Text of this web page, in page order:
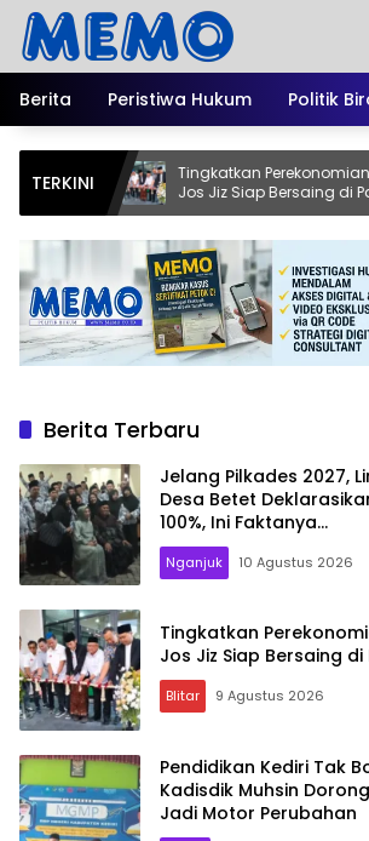
Langsung
konten
Berita
Peristiwa Hukum Politik
TERKINI
Tingkatkan Perekonomian Daerah,
Jos Jiz Siap Bersaing di Pasar
Berita Terbaru
Jelang Pilkades 2027,
Desa Betet
100%, Ini Faktanya…
Nganjuk 10 Agustus 2026
Tingkatkan
Jos Jiz Siap Bersaing
Blitar 9 Agustus 2026
Pendidikan Kediri Tak
Kadisdik Muhsin Dorong
Jadi Motor Perubahan